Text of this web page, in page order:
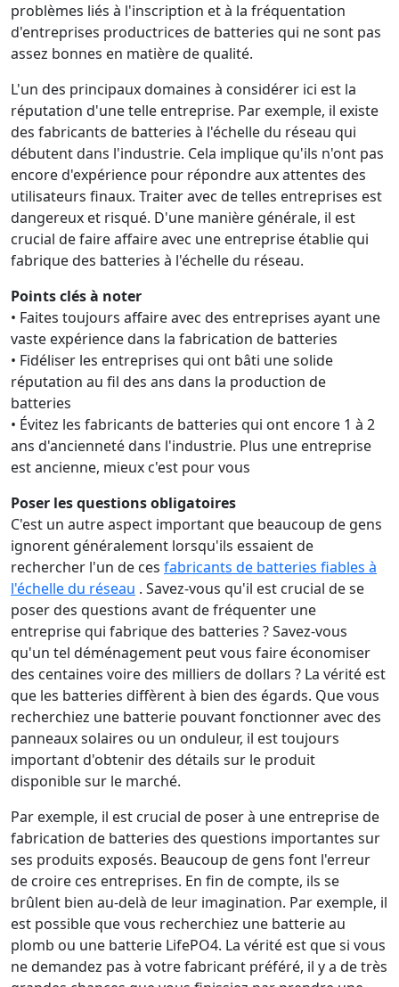
problèmes liés à l'inscription et à la fréquentation
d'entreprises productrices de batteries qui ne sont pas
assez bonnes en matière de qualité.
L'un des principaux domaines à considérer ici est la
réputation d'une telle entreprise. Par exemple, il existe
des fabricants de batteries à l'échelle du réseau qui
débutent dans l'industrie. Cela implique qu'ils n'ont pas
encore d'expérience pour répondre aux attentes des
utilisateurs finaux. Traiter avec de telles entreprises est
dangereux et risqué. D'une manière générale, il est
crucial de faire affaire avec une entreprise établie qui
fabrique des batteries à l'échelle du réseau.
Points clés à noter
• Faites toujours affaire avec des entreprises ayant une
vaste expérience dans la fabrication de batteries
• Fidéliser les entreprises qui ont bâti une solide
réputation au fil des ans dans la production de
batteries
• Évitez les fabricants de batteries qui ont encore 1 à 2
ans d'ancienneté dans l'industrie. Plus une entreprise
est ancienne, mieux c'est pour vous
Poser les questions obligatoires
C'est un autre aspect important que beaucoup de gens
ignorent généralement lorsqu'ils essaient de
rechercher l'un de ces fabricants de batteries fiables à
l'échelle du réseau . Savez-vous qu'il est crucial de se
poser des questions avant de fréquenter une
entreprise qui fabrique des batteries ? Savez-vous
qu'un tel déménagement peut vous faire économiser
des centaines voire des milliers de dollars ? La vérité est
que les batteries diffèrent à bien des égards. Que vous
recherchiez une batterie pouvant fonctionner avec des
panneaux solaires ou un onduleur, il est toujours
important d'obtenir des détails sur le produit
disponible sur le marché.
Par exemple, il est crucial de poser à une entreprise de
fabrication de batteries des questions importantes sur
ses produits exposés. Beaucoup de gens font l'erreur
de croire ces entreprises. En fin de compte, ils se
brûlent bien au-delà de leur imagination. Par exemple, il
est possible que vous recherchiez une batterie au
plomb ou une batterie LifePO4. La vérité est que si vous
ne demandez pas à votre fabricant préféré, il y a de très